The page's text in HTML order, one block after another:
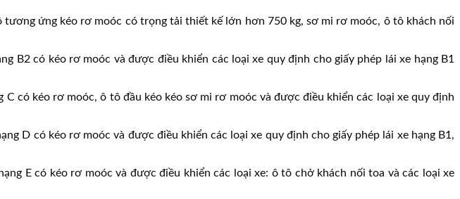
tương ứng kéo rơ moóc có trọng tải thiết kế lớn hơn 750 kg, sơ mi rơ moóc, ô tô khách nối
B2 có kéo rơ moóc và được điều khiển các loại xe quy định cho giấy phép lái xe hạng B1
có kéo rơ moóc, ô tô đầu kéo kéo sơ mi rơ moóc và được điều khiển các loại xe quy định
D có kéo rơ moóc và được điều khiển các loại xe quy định cho giấy phép lái xe hạng B1,
E có kéo rơ moóc và được điều khiển các loại xe: ô tô chở khách nối toa và các loại xe